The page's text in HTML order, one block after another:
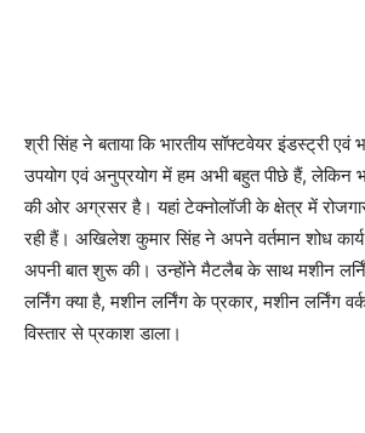
श्री सिंह ने बताया कि भारतीय सॉफ्टवेयर इंडस्ट्री एवं
उपयोग एवं अनुप्रयोग में हम अभी बहुत पीछे हैं, लेकिन
की ओर अग्रसर है। यहां टेक्नोलॉजी के क्षेत्र में
रही हैं। अखिलेश कुमार सिंह ने अपने वर्तमान शोध
अपनी बात शुरू की। उन्होंने मैटलैब के साथ मशीन
लर्निंग क्या है, मशीन लर्निंग के प्रकार, मशीन लर्निंग
विस्तार से प्रकाश डाला।